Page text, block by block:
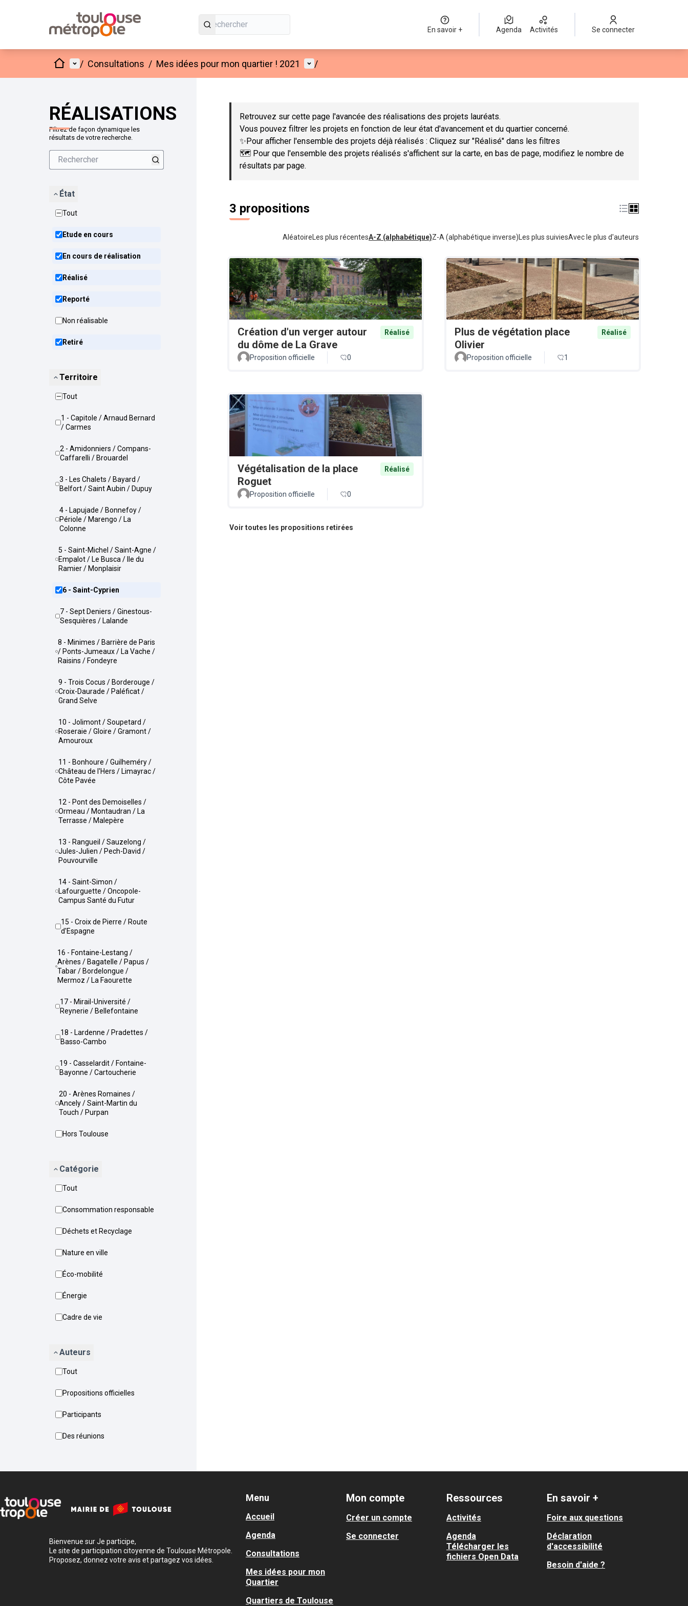
En savoir + Agenda Activités Se connecter
AccueilMenu principal
/ Consultations / Mes idées pour mon quartier ! 2021 Menu utilisateur
/
RÉALISATIONS
Filtrez de façon dynamique les
résultats de votre recherche.
État
Tout
Etude en cours
En cours de réalisation
Réalisé
Reporté
Non réalisable
Retiré
Territoire
Tout
1 - Capitole / Arnaud Bernard
/ Carmes
2 - Amidonniers / Compans-
Caffarelli / Brouardel
3 - Les Chalets / Bayard /
Belfort / Saint Aubin / Dupuy
4 - Lapujade / Bonnefoy /
Périole / Marengo / La
Colonne
5 - Saint-Michel / Saint-Agne /
Empalot / Le Busca / Ile du
Ramier / Monplaisir
6 - Saint-Cyprien
7 - Sept Deniers / Ginestous-
Sesquières / Lalande
8 - Minimes / Barrière de Paris
/ Ponts-Jumeaux / La Vache /
Raisins / Fondeyre
9 - Trois Cocus / Borderouge /
Croix-Daurade / Paléficat /
Grand Selve
10 - Jolimont / Soupetard /
Roseraie / Gloire / Gramont /
Amouroux
11 - Bonhoure / Guilheméry /
Château de l'Hers / Limayrac /
Côte Pavée
12 - Pont des Demoiselles /
Ormeau / Montaudran / La
Terrasse / Malepère
13 - Rangueil / Sauzelong /
Jules-Julien / Pech-David /
Pouvourville
14 - Saint-Simon /
Lafourguette / Oncopole-
Campus Santé du Futur
15 - Croix de Pierre / Route
d'Espagne
16 - Fontaine-Lestang /
Arènes / Bagatelle / Papus /
Tabar / Bordelongue /
Mermoz / La Faourette
17 - Mirail-Université /
Reynerie / Bellefontaine
18 - Lardenne / Pradettes /
Basso-Cambo
19 - Casselardit / Fontaine-
Bayonne / Cartoucherie
20 - Arènes Romaines /
Ancely / Saint-Martin du
Touch / Purpan
Hors Toulouse
Catégorie
Tout
Consommation responsable
Déchets et Recyclage
Nature en ville
Éco-mobilité
Énergie
Cadre de vie
Auteurs
Tout
Propositions officielles
Participants
Des réunions
Passer la carte
Retrouvez sur cette page l'avancée des réalisations des projets lauréats.
Vous pouvez filtrer les projets en fonction de leur état d'avancement et du quartier concerné.
✨Pour afficher l'ensemble des projets déjà réalisés : Cliquez sur "Réalisé" dans les filtres
🗺️ Pour que l'ensemble des projets réalisés s'affichent sur la carte, en bas de page, modifiez le nombre de
résultats par page.
3 propositions
Aléatoire Les plus récentesA-Z (alphabétique)Z-A (alphabétique inverse) Les plus suiviesAvec le plus d'auteurs
Création d'un verger autour
du dôme de La Grave
Réalisé
Proposition officielle 0
Plus de végétation place
Olivier
Réalisé
Proposition officielle 1
Végétalisation de la place
Roguet
Réalisé
Proposition officielle 0
Voir toutes les propositions retirées
Bienvenue sur Je participe,
Le site de participation citoyenne de Toulouse Métropole.
Proposez, donnez votre avis et partagez vos idées.
Menu
Accueil
Agenda
Consultations
Mes idées pour mon
Quartier
Quartiers de Toulouse
Mon compte
Créer un compte
Se connecter
Ressources
Activités
Agenda
Télécharger les
fichiers Open Data
En savoir +
Foire aux questions
Déclaration
d'accessibilité
Besoin d'aide ?